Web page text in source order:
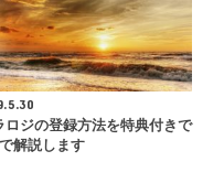
ロジの登録方法を特典付きで
解説します